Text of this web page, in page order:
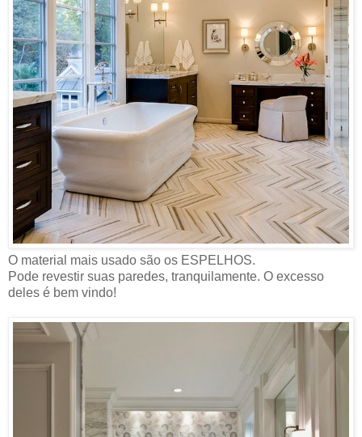
O material mais usado são os ESPELHOS.
Pode revestir suas paredes, tranquilamente. O excesso
deles é bem vindo!